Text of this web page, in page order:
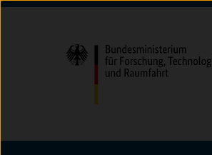
Direkt
(Eingabetaste)
Direkt
(Eingabetaste)
Direkt
(Eingabetaste)